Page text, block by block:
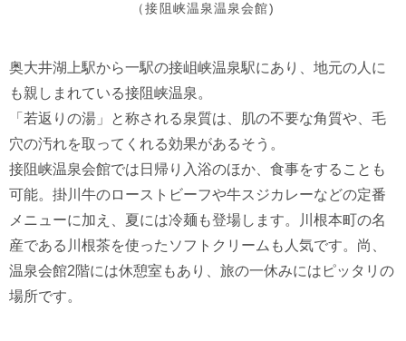
（接阻峡温泉温泉会館)
奥大井湖上駅から一駅の接岨峡温泉駅にあり、地元の人に
も親しまれている接阻峡温泉。
「若返りの湯」と称される泉質は、肌の不要な角質や、毛
穴の汚れを取ってくれる効果があるそう。
接阻峡温泉会館では日帰り入浴のほか、食事をすることも
可能。掛川牛のローストビーフや牛スジカレーなどの定番
メニューに加え、夏には冷麺も登場します。川根本町の名
産である川根茶を使ったソフトクリームも人気です。尚、
温泉会館2階には休憩室もあり、旅の一休みにはピッタリの
場所です。